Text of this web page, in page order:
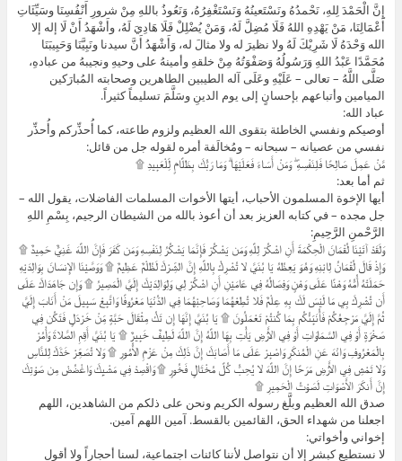
إِنَّ الْحَمْدَ لِلهِ، نَحْمدُهُ ونَسْتَعينُهُ وَنَسْتَغْفِرُهُ، وَنَعُوذُ باللهِ مِنْ شرورِ أَنْفُسِنَا وسَيِّئَاتِ
أَعْمَالِنَا، مَنْ يَهْدِهِ اللهُ فَلَا مُضِلَّ لَهُ، وَمَنْ يُضْلِلْ فَلَا هَادِيَ لَهُ، وأَشْهَدُ أَنْ لَا إله إلا
الله وَحْدَهُ لَا شَرِيْكَ لَهُ ولا نظيرَ له ولا مثالَ له، وَأَشْهَدُ أَنَّ سيدنا ونَبِيَّنَا وَحَبِيبَنَا
مُحَمَّدًا عَبْدُ اللهِ وَرَسُولُهُ وَصَفْوَتُهُ مِنْ خلقهِ وأمينهُ على وحيهِ ونجيبهُ من عبادهِ،
صَلَّى اللَّهُ – تعالى – عَلَيْهِ وعَلَى آله الطيبين الطاهرين وصحابته المُبارَكين
الميامين وأتباعهم بإحسانٍ إلى يوم الدينِ وسَلَّمَ تسليماً كثيراً.
عباد الله:
أوصيكم ونفسي الخاطئة بتقوى الله العظيم ولزوم طاعته، كما أُحذِّركم وأُحذِّر
نفسي من عصيانه – سبحانه – ومُخالَفة أمره لقوله جل من قائل:
مَّنْ عَمِلَ صَالِحًا فَلِنَفْسِهِ ۖ وَمَنْ أَسَاءَ فَعَلَيْهَا ۗ وَمَا رَبُّكَ بِظَلَّامٍ لِّلْعَبِيدِ ۩
ثم أما بعد:
أيها الإخوة المسلمون الأحباب، أيتها الأخوات المسلمات الفاضلات، يقول الله –
جل مجده – في كتابه العزيز بعد أن أعوذ بالله من الشيطان الرجيم، بِسْمِ اللهِ
الرَّحْمنِ الرَّحِيمِ:
وَلَقَدْ آتَيْنَا لُقْمَانَ الْحِكْمَةَ أَنِ اشْكُرْ لِلَّهِ وَمَن يَشْكُرْ فَإِنَّمَا يَشْكُرُ لِنَفْسِهِ وَمَن كَفَرَ فَإِنَّ اللَّهَ غَنِيٌّ حَمِيدٌ ۩
وَإِذْ قَالَ لُقْمَانُ لِابْنِهِ وَهُوَ يَعِظُهُ يَا بُنَيَّ لا تُشْرِكْ بِاللَّهِ إِنَّ الشِّرْكَ لَظُلْمٌ عَظِيمٌ ۩ وَوَصَّيْنَا الإِنسَانَ بِوَالِدَيْهِ
حَمَلَتْهُ أُمُّهُ وَهْنًا عَلَى وَهْنٍ وَفِصَالُهُ فِي عَامَيْنِ أَنِ اشْكُرْ لِي وَلِوَالِدَيْكَ إِلَيَّ الْمَصِيرُ ۩ وَإِن جَاهَدَاكَ عَلَى
أَن تُشْرِكَ بِي مَا لَيْسَ لَكَ بِهِ عِلْمٌ فَلا تُطِعْهُمَا وَصَاحِبْهُمَا فِي الدُّنْيَا مَعْرُوفًا وَاتَّبِعْ سَبِيلَ مَنْ أَنَابَ إِلَيَّ
ثُمَّ إِلَيَّ مَرْجِعُكُمْ فَأُنَبِّئُكُم بِمَا كُنتُمْ تَعْمَلُونَ ۩ يَا بُنَيَّ إِنَّهَا إِن تَكُ مِثْقَالَ حَبَّةٍ مِّنْ خَرْدَلٍ فَتَكُن فِي
صَخْرَةٍ أَوْ فِي السَّمَاوَاتِ أَوْ فِي الأَرْضِ يَأْتِ بِهَا اللَّهُ إِنَّ اللَّهَ لَطِيفٌ خَبِيرٌ ۩ يَا بُنَيَّ أَقِمِ الصَّلاةَ وَأْمُرْ
بِالْمَعْرُوفِ وَانْهَ عَنِ الْمُنكَرِ وَاصْبِرْ عَلَى مَا أَصَابَكَ إِنَّ ذَلِكَ مِنْ عَزْمِ الأُمُورِ ۩ وَلا تُصَعِّرْ خَدَّكَ لِلنَّاسِ
وَلا تَمْشِ فِي الأَرْضِ مَرَحًا إِنَّ اللَّهَ لا يُحِبُّ كُلَّ مُخْتَالٍ فَخُورٍ ۩ وَاقْصِدْ فِي مَشْيِكَ وَاغْضُضْ مِن صَوْتِكَ
إِنَّ أَنكَرَ الأَصْوَاتِ لَصَوْتُ الْحَمِيرِ ۩
صدق الله العظيم وبلَّغ رسوله الكريم ونحن على ذلكم من الشاهدين، اللهم
اجعلنا من شهداء الحق، القائمين بالقسط. آمين اللهم آمين.
إخواني وأخواتي:
لا نستطيع كبشر إلا أن نتواصل لأننا كائنات اجتماعية، لسنا أحجاراً ولا أقول